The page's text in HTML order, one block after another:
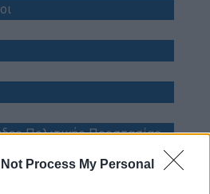
Not Process My Personal
Πολιτικής Προστασίας